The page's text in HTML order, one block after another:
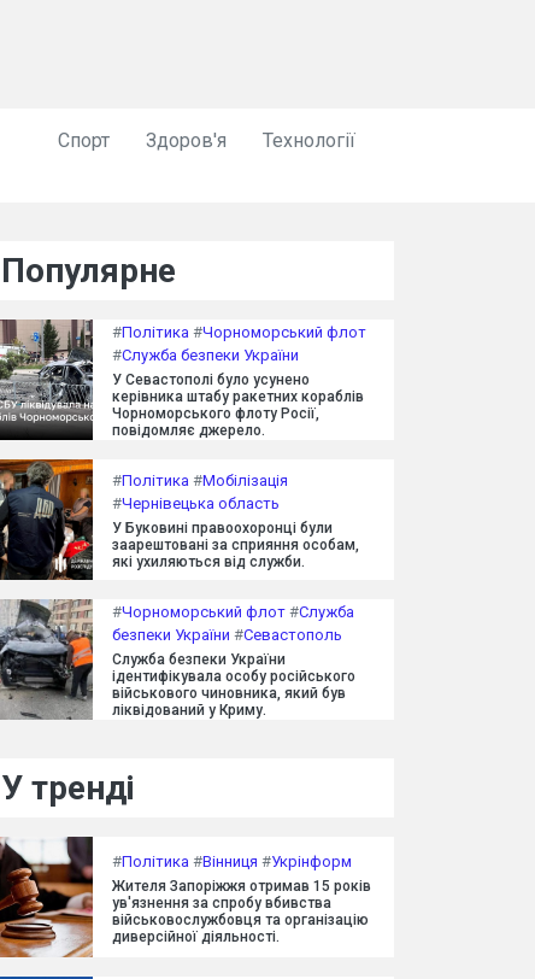
Спорт Здоров'я Технології
Популярне
#Політика #Чорноморський флот
#Служба безпеки України
У Севастополі було усунено
керівника штабу ракетних кораблів
Чорноморського флоту Росії,
повідомляє джерело.
#Політика #Мобілізація
#Чернівецька область
У Буковині правоохоронці були
заарештовані за сприяння особам,
які ухиляються від служби.
#Чорноморський флот #Служба
безпеки України #Севастополь
Служба безпеки України
ідентифікувала особу російського
військового чиновника, який був
ліквідований у Криму.
У тренді
#Політика #Вінниця #Укрінформ
Жителя Запоріжжя отримав 15 років
ув'язнення за спробу вбивства
військовослужбовця та організацію
диверсійної діяльності.